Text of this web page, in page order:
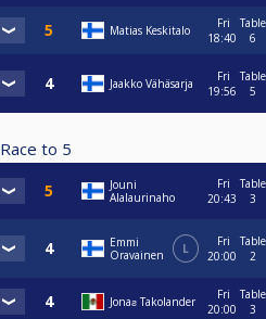
Matias Keskitalo
Fri
18:40
Table
6
Jaakko Vähäsarja
Fri
19:56
Table
5
Race to 5
Jouni
Alalaurinaho
Fri
20:43
Table
3
Emmi
Oravainen
L
Fri
20:00
Table
2
Jonaƨ Takolander
Fri
20:00
Table
3